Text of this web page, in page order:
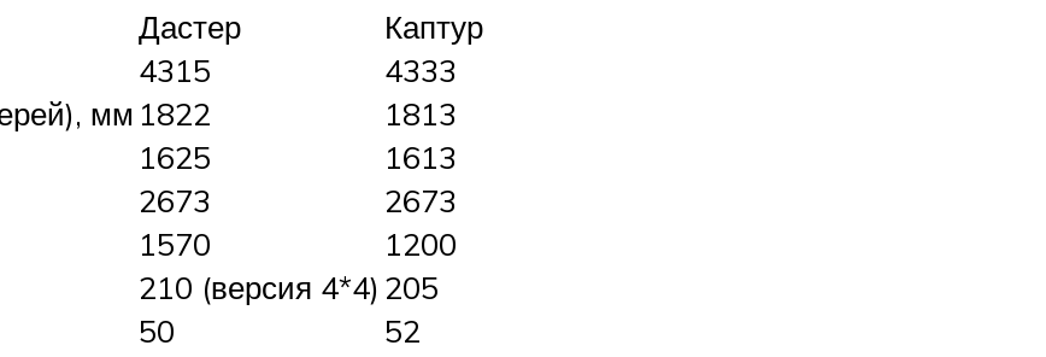
Дастер
Каптур
4315
4333
мм 1822
1813
1625
1613
2673
2673
1570
1200
210 (версия 4*4) 205
50
52